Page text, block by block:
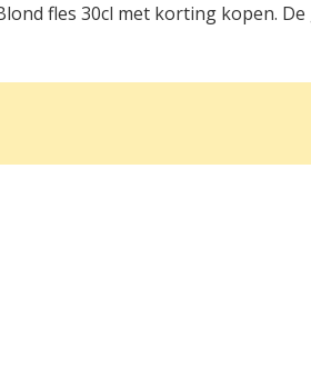
fles 30cl met korting kopen.